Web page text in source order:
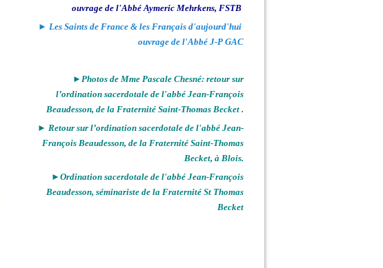
ouvrage de l'Abbé Aymeric Mehrkens, FSTB
► Les Saints de France & les Français d'aujourd'hui
ouvrage de l'Abbé J-P GAC
►Photos de Mme Pascale Chesné: retour sur
l’ordination sacerdotale de l'abbé Jean-François
Beaudesson, de la Fraternité Saint-Thomas Becket .
► Retour sur l’ordination sacerdotale de l'abbé Jean-
François Beaudesson, de la Fraternité Saint-Thomas
Becket, à Blois.
►Ordination sacerdotale de l'abbé Jean-François
Beaudesson, séminariste de la Fraternité St Thomas
Becket